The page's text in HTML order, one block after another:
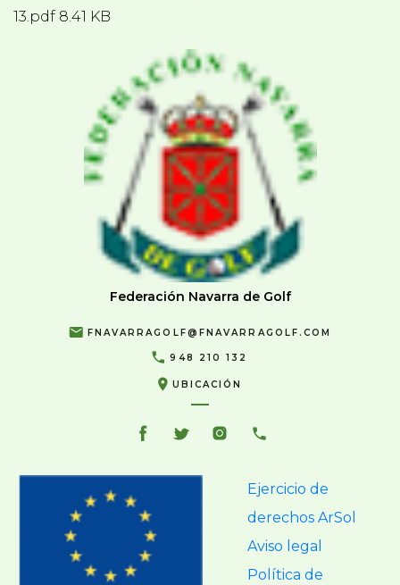
13.pdf 8.41 KB
Federación Navarra de Golf
FNAVARRAGOLF@FNAVARRAGOLF.COM
948 210 132
UBICACIÓN
Ejercicio de
derechos ArSol
Aviso legal
Política de